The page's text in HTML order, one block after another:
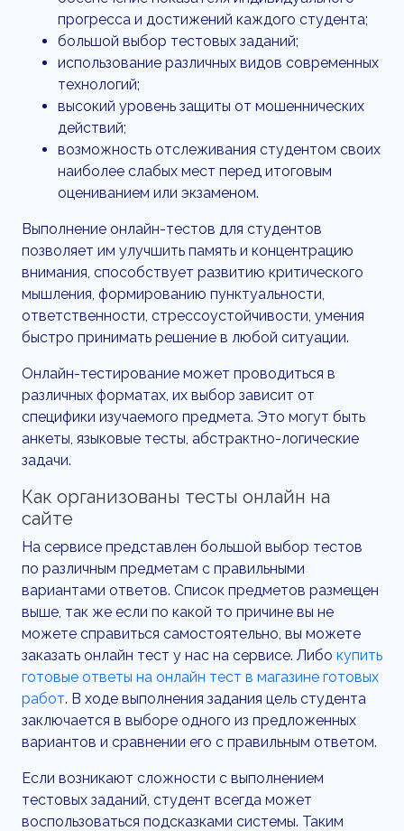
прогресса и достижений каждого студента;
большой выбор тестовых заданий;
использование различных видов современных
технологий;
высокий уровень защиты от мошеннических
действий;
возможность отслеживания студентом своих
наиболее слабых мест перед итоговым
оцениванием или экзаменом.
Выполнение онлайн-тестов для студентов
позволяет им улучшить память и концентрацию
внимания, способствует развитию критического
мышления, формированию пунктуальности,
ответственности, стрессоустойчивости, умения
быстро принимать решение в любой ситуации.
Онлайн-тестирование может проводиться в
различных форматах, их выбор зависит от
специфики изучаемого предмета. Это могут быть
анкеты, языковые тесты, абстрактно-логические
задачи.
Как организованы тесты онлайн на
сайте
На сервисе представлен большой выбор тестов
по различным предметам с правильными
вариантами ответов. Список предметов размещен
выше, так же если по какой то причине вы не
можете справиться самостоятельно, вы можете
заказать онлайн тест у нас на сервисе. Либо купить
готовые ответы на онлайн тест в магазине готовых
работ. В ходе выполнения задания цель студента
заключается в выборе одного из предложенных
вариантов и сравнении его с правильным ответом.
Если возникают сложности с выполнением
тестовых заданий, студент всегда может
воспользоваться подсказками системы. Таким